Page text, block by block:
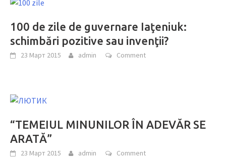
100 de zile de guvernare Iaţeniuk:
schimbări pozitive sau invenţii?
23 Март 2015 admin Comment
“TEMEIUL MINUNILOR ÎN ADEVĂR SE
ARATĂ”
23 Март 2015 admin Comment